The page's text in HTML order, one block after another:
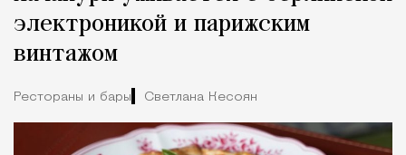
электроникой и парижским
винтажом
Рестораны и бары Светлана Кесоян